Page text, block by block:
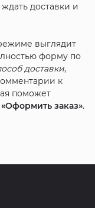
доставки и
выглядит
форму по
доставки,
к
поможет
«Оформить заказ».